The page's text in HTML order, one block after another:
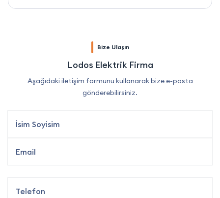
Bize Ulaşın
Lodos Elektrik Firma
Aşağıdaki iletişim formunu kullanarak bize e-posta
gönderebilirsiniz.